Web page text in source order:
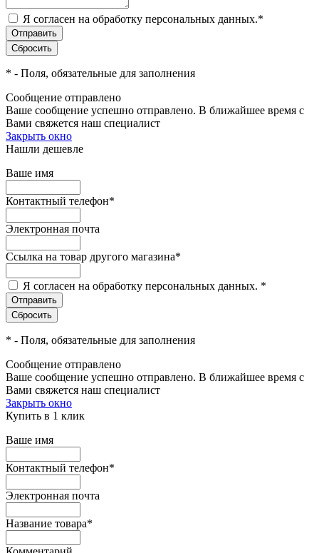
Я согласен на обработку персональных данных.*
* - Поля, обязательные для заполнения
Сообщение отправлено
Ваше сообщение успешно отправлено. В ближайшее время с
Вами свяжется наш специалист
Закрыть окно
Нашли дешевле
Ваше имя
Контактный телефон*
Электронная почта
Ссылка на товар другого магазина*
Я согласен на обработку персональных данных. *
* - Поля, обязательные для заполнения
Сообщение отправлено
Ваше сообщение успешно отправлено. В ближайшее время с
Вами свяжется наш специалист
Закрыть окно
Купить в 1 клик
Ваше имя
Контактный телефон*
Электронная почта
Название товара*